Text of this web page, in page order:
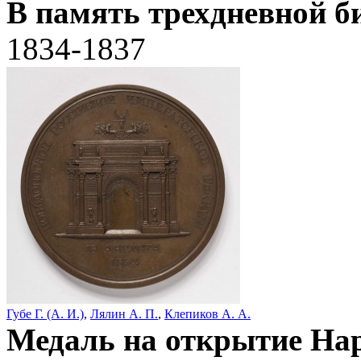
В память трехдневной
1834-1837
Губе Г. (А. И.), Лялин А. П., Клепиков А. А.
Медаль на открытие